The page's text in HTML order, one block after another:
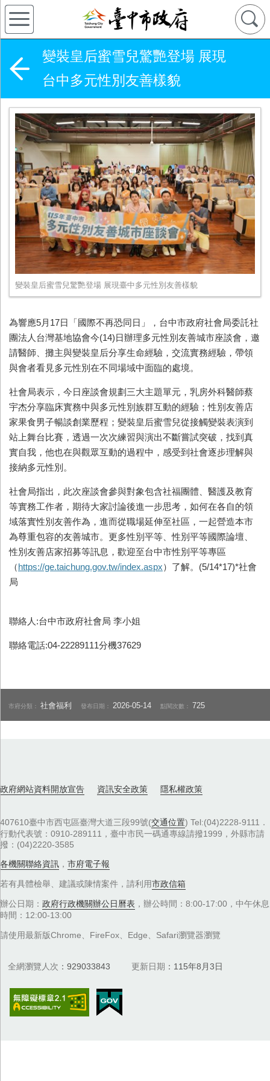
變裝皇后蜜雪兒驚艷登場 展現
台中多元性別友善樣貌
變裝皇后蜜雪兒驚艷登場 展現臺中多元性別友善樣貌
為響應5月17日「國際不再恐同日」，台中市政府社會局委託社
團法人台灣基地協會今(14)日辦理多元性別友善城市座談會，邀
請醫師、攤主與變裝皇后分享生命經驗，交流實務經驗，帶領
與會者看見多元性別在不同場域中面臨的處境。
社會局表示，今日座談會規劃三大主題單元，乳房外科醫師蔡
宇杰分享臨床實務中與多元性別族群互動的經驗；性別友善店
家果食男子暢談創業歷程；變裝皇后蜜雪兒從接觸變裝表演到
站上舞台比賽，透過一次次練習與演出不斷嘗試突破，找到真
實自我，他也在與觀眾互動的過程中，感受到社會逐步理解與
接納多元性別。
社會局指出，此次座談會參與對象包含社福團體、醫護及教育
等實務工作者，期待大家討論後進一步思考，如何在各自的領
域落實性別友善作為，進而從職場延伸至社區，一起營造本市
為尊重包容的友善城市。更多性別平等、性別平等國際論壇、
性別友善店家招募等訊息，歡迎至台中市性別平等專區
（https://ge.taichung.gov.tw/index.aspx）了解。(5/14*17)*社會
局
聯絡人:台中市政府社會局 李小姐
聯絡電話:04-22289111分機37629
市府分類：社會福利 發布日期： 2026-05-14 點閱次數： 725
政府網站資料開放宣告 資訊安全政策 隱私權政策
407610臺中市西屯區臺灣大道三段99號(交通位置) Tel:(04)2228-9111．
行動代表號：0910-289111，臺中市民一碼通專線請撥1999，外縣市請
撥：(04)2220-3585
各機關聯絡資訊 ， 市府電子報
若有具體檢舉、建議或陳情案件，請利用市政信箱
辦公日期： 政府行政機關辦公日曆表 ，辦公時間：8:00-17:00，中午休息
時間：12:00-13:00
請使用最新版Chrome、FireFox、Edge、Safari瀏覽器瀏覽
全網瀏覽人次 929033843 更新日期 115年8月3日